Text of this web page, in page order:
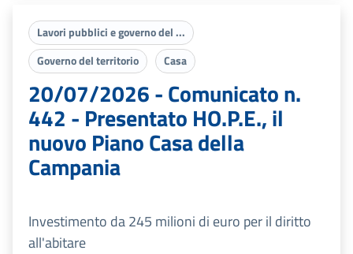
Lavori pubblici e governo del ...
Governo del territorio
Casa
20/07/2026 - Comunicato n.
442 - Presentato HO.P.E., il
nuovo Piano Casa della
Campania
Investimento da 245 milioni di euro per il diritto
all'abitare